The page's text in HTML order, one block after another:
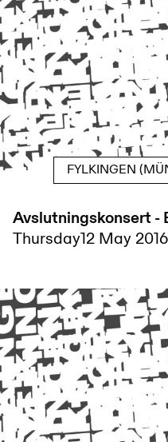
FYLKINGEN
Avslutningskonsert -
Thursday12 May 2016